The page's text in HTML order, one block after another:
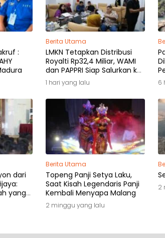
:
Berita Utama
LMKN Tetapkan Distribusi
Royalti Rp32,4 Miliar, WAMI
dan PAPPRI Siap Salurkan ke
Pemilik Hak
1 hari yang lalu 6
dari
yang
Berita Utama
Topeng Panji Setya Laku,
Saat Kisah Legendaris Panji
Kembali Menyapa Malang
2 minggu yang lalu
2